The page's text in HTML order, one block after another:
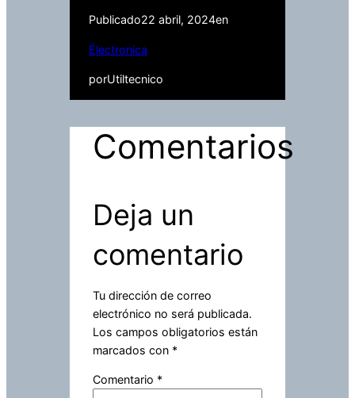
Publicado22 abril, 2024en
Électronica
porUtiltecnico
Comentarios
Deja un
comentario
Tu dirección de correo
electrónico no será publicada.
Los campos obligatorios están
marcados con *
Comentario *